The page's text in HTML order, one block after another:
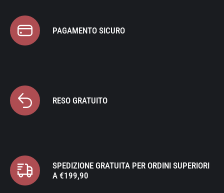
PAGAMENTO SICURO
RESO GRATUITO
SPEDIZIONE GRATUITA PER ORDINI SUPERIORI
A €199,90